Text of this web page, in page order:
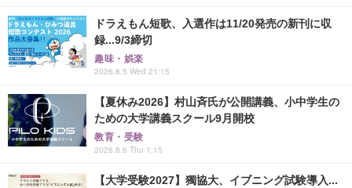
ドラえもん短歌、入選作は11/20発売の新刊に収
録...9/3締切
趣味・娯楽
2026.8.5 Wed 21:15
【夏休み2026】村山斉氏が公開講義、小中学生の
ための大学講義スクール9月開校
教育・受験
2026.8.6 Thu 1:15
【大学受験2027】獨協大、イブニング試験導入...